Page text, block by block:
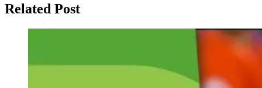
Related Post